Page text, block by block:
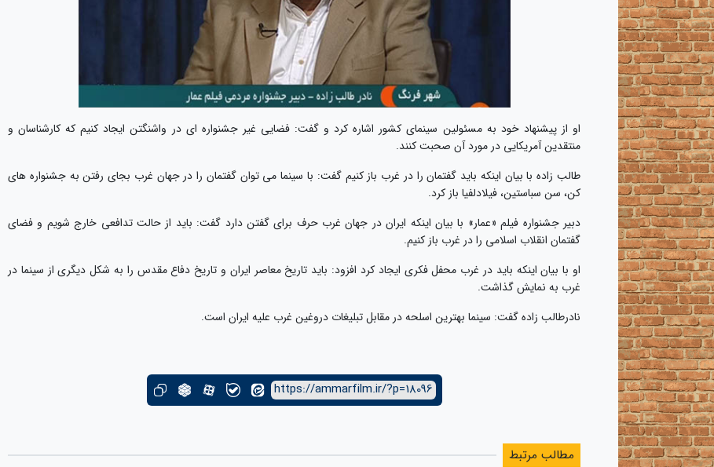
او از پیشنهاد خود به مسئولین سینمای کشور اشاره کرد و گفت: فضایی غیر جشنواره ای در واشنگتن ایجاد کنیم که کارشناسان و
منتقدین آمریکایی در مورد آن صحبت کنند.
طالب زاده با بیان اینکه باید گفتمان را در غرب باز کنیم گفت: با سینما می توان گفتمان را در جهان غرب بجای رفتن به جشنواره های
کن، سن سباستین، فیلادلفیا باز کرد.
دبیر جشنواره فیلم «عمار» با بیان اینکه ایران در جهان غرب حرف برای گفتن دارد گفت: باید از حالت تدافعی خارج شویم و فضای
گفتمان انقلاب اسلامی را در غرب باز کنیم.
او با بیان اینکه باید در غرب محفل فکری ایجاد کرد افزود: باید تاریخ معاصر ایران و تاریخ دفاع مقدس را به شکل دیگری از سینما در
غرب به نمایش گذاشت.
نادرطالب زاده گفت: سینما بهترین اسلحه در مقابل تبلیغات دروغین غرب علیه ایران است.
https://ammarfilm.ir/?p=18096
مطالب مرتبط